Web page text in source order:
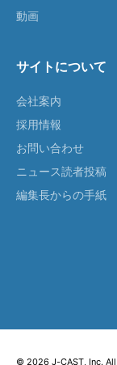
動画
サイトについて
会社案内
採用情報
お問い合わせ
ニュース読者投稿
編集長からの手紙
© 2026 J-CAST, Inc.